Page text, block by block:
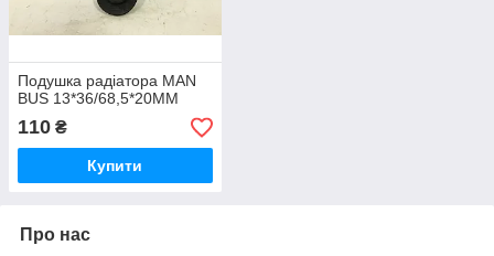
Подушка радіатора MAN
BUS 13*36/68,5*20MM
110 ₴
Купити
Про нас